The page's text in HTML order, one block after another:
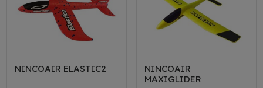
NINCOAIR ELASTIC2
NINCOAIR
MAXIGLIDER